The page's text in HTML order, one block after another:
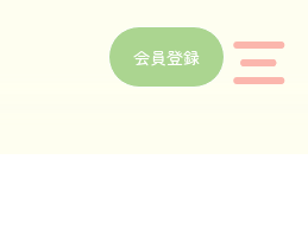
会員登録